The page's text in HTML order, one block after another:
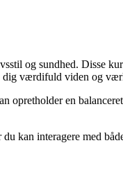
og sundhed. Disse
dig værdifuld viden og
en
kan interagere med